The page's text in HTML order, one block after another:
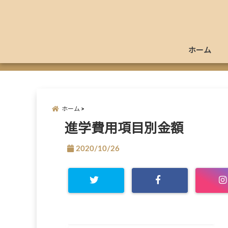
ホーム
ホーム
進学費用項目別金額
2020/10/26